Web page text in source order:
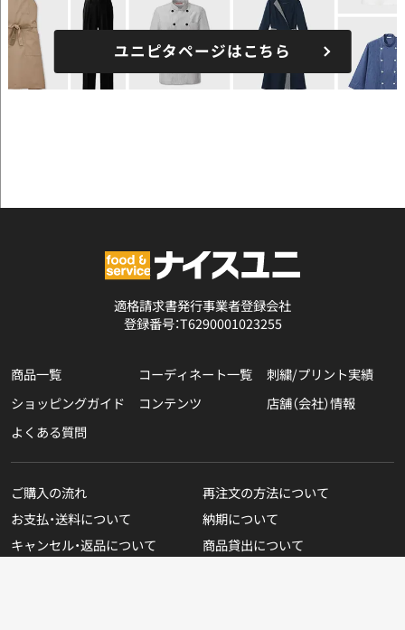
ユニピタページはこちら
適格請求書発行事業者登録会社
登録番号：T6290001023255
商品一覧 コーディネート一覧
刺繍/プリント実績
ショッピングガイド
コンテンツ
店舗（会社）情報
よくある質問
ご購入の流れ
再注文の方法について
お支払・送料について
納期について
キャンセル・返品について
商品貸出について